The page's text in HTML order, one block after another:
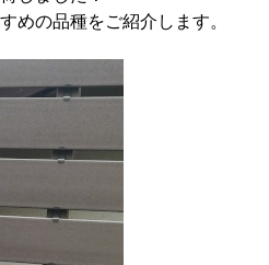
めの品種をご紹介します。